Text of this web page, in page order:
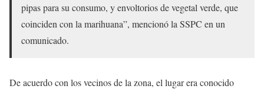
pipas para su consumo, y envoltorios de vegetal verde, que
coinciden con la marihuana”, mencionó la SSPC en un
comunicado.
De acuerdo con los vecinos de la zona, el lugar era conocido